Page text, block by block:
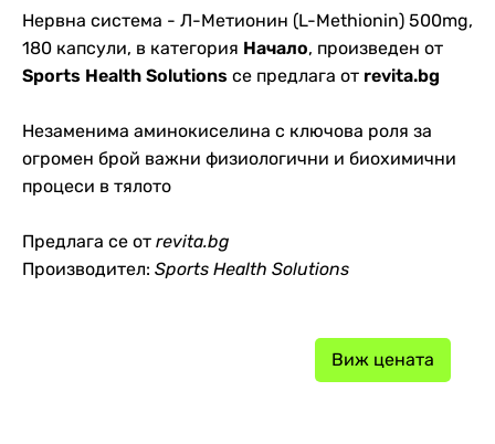
Нервна система - Л-Метионин (L-Methionin) 500mg,
180 капсули, в категория Начало, произведен от
Sports Health Solutions се предлага от revita.bg
Незаменима аминокиселина с ключова роля за
огромен брой важни физиологични и биохимични
процеси в тялото
Предлага се от revita.bg
Производител: Sports Health Solutions
Виж цената